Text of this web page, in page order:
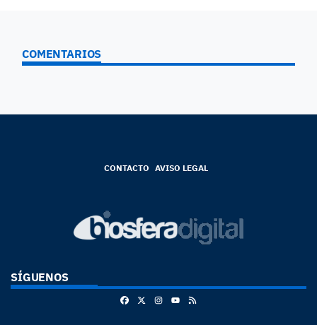
COMENTARIOS
CONTACTO AVISO LEGAL
SÍGUENOS
FacebookInstagram